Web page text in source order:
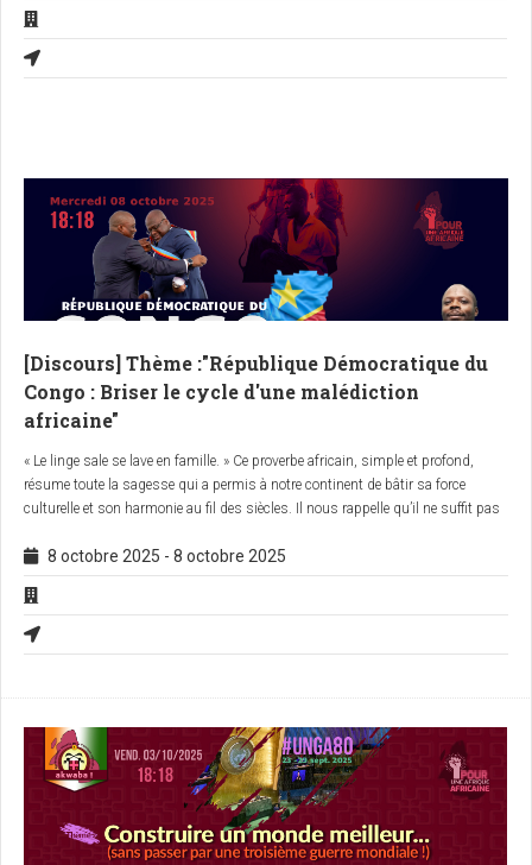
Ce message historique sera adressé au peuple de Côte d'Ivoire ce
22 octobre 2025 à 17h17(heure d’Abidjan) /19h19(heure de Genève) par
Kouadio I. Kouamé
[Discours] Thème :"République Démocratique du
Congo : Briser le cycle d'une malédiction
africaine"
« Le linge sale se lave en famille. » Ce proverbe africain, simple et profond,
résume toute la sagesse qui a permis à notre continent de bâtir sa force
culturelle et son harmonie au fil des siècles. Il nous rappelle qu’il ne suffit pas
voisins — pour résoudre nos crises. Il faut d’abord regarder en nous, en face,
et agir ensemble. Car si l’Afrique continue à se laisser dicter son destin par
des logiques extérieures, elle restera prisonnière d’un cycle de violence,
d’exploitation et de division… une véritable malédiction.
8 octobre 2025 - 8 octobre 2025